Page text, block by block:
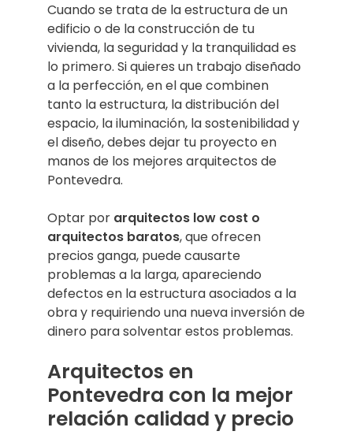
Cuando se trata de la estructura de un
edificio o de la construcción de tu
vivienda, la seguridad y la tranquilidad es
lo primero. Si quieres un trabajo diseñado
a la perfección, en el que combinen
tanto la estructura, la distribución del
espacio, la iluminación, la sostenibilidad y
el diseño, debes dejar tu proyecto en
manos de los mejores arquitectos de
Pontevedra.
Optar por arquitectos low cost o
arquitectos baratos, que ofrecen
precios ganga, puede causarte
problemas a la larga, apareciendo
defectos en la estructura asociados a la
obra y requiriendo una nueva inversión de
dinero para solventar estos problemas.
Arquitectos en
Pontevedra con la mejor
relación calidad y precio